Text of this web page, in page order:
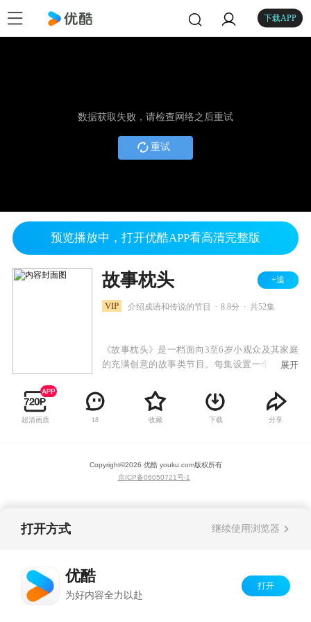
下载APP
数据获取失败，请检查网络之后重试
重试
预览播放中，打开优酷APP看高清完整版
故事枕头 +追
VIP 介绍成语和传说的节目 8.8分 共52集
《故事枕头》是一档面向3至6岁小观众及其家庭
的充满创意的故事类节目。每集设置一个主题，
本集主题，借助视频短片、图片、文字注解等方
式将本集主题作详尽解释和描述，让小观众在轻
松的方式中学到知识。
展开
超清画质 18 收藏 下载 分享
Copyright©2026 优酷 youku.com版权所有
京ICP备06050721号-1
打开方式 继续使用浏览器
优酷
为好内容全力以赴
打开